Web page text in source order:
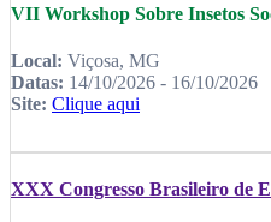
VII Workshop Sobre Insetos
Local: Viçosa, MG
Datas: 14/10/2026 - 16/10/2026
Site: Clique aqui
XXX Congresso Brasileiro de